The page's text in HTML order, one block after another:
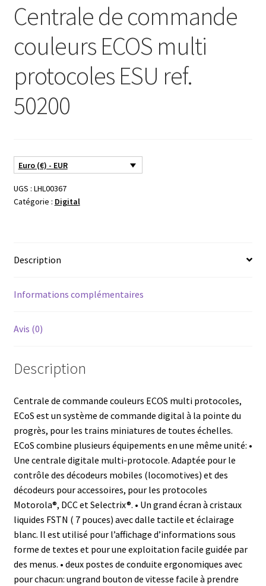
Centrale de commande
couleurs ECOS multi
protocoles ESU ref.
50200
Euro (€) - EUR
UGS : LHL00367
Catégorie : Digital
Description
Informations complémentaires
Avis (0)
Description
Centrale de commande couleurs ECOS multi protocoles,
ECoS est un système de commande digital à la pointe du
progrès, pour les trains miniatures de toutes échelles.
ECoS combine plusieurs équipements en une même unité: •
Une centrale digitale multi-protocole. Adaptée pour le
contrôle des décodeurs mobiles (locomotives) et des
décodeurs pour accessoires, pour les protocoles
Motorola®, DCC et Selectrix®. • Un grand écran à cristaux
liquides FSTN ( 7 pouces) avec dalle tactile et éclairage
blanc. Il est utilisé pour l’affichage d’informations sous
forme de textes et pour une exploitation facile guidée par
des menus. • deux postes de conduite ergonomiques avec
pour chacun: ungrand bouton de vitesse facile à prendre